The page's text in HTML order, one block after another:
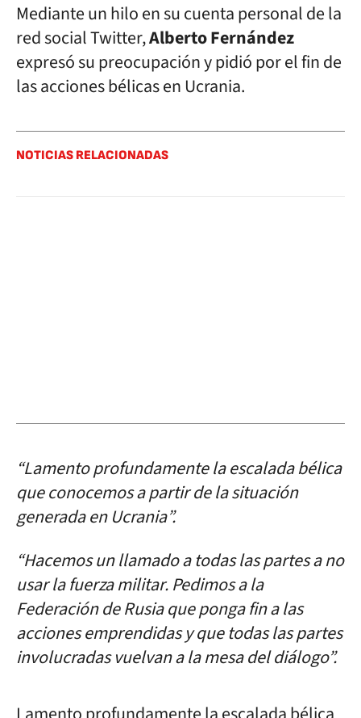
Mediante un hilo en su cuenta personal de la
red social Twitter,Alberto Fernández
expresó su preocupación y pidió por el fin de
las acciones bélicas en Ucrania.
NOTICIAS RELACIONADAS
“Lamento profundamente la escalada bélica
que conocemos a partir de la situación
generada en Ucrania”.
“Hacemos un llamado a todas las partes a no
usar la fuerza militar. Pedimos a la
Federación de Rusia que ponga fin a las
acciones emprendidas y que todas las partes
involucradas vuelvan a la mesa del diálogo”.